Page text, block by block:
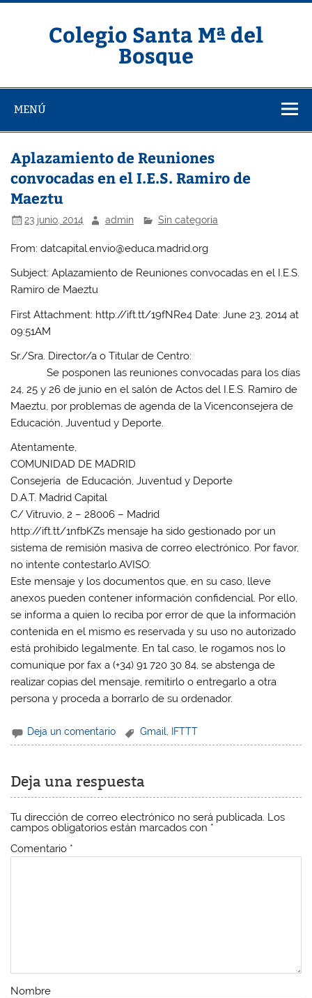
Saltar
Colegio Santa Mª del
Bosque
MENÚ
Aplazamiento de Reuniones
convocadas en el I.E.S. Ramiro de
Maeztu
23 junio, 2014 admin Sin categoría
From: datcapital.envio@educa.madrid.org
Subject: Aplazamiento de Reuniones convocadas en el I.E.S.
Ramiro de Maeztu
First Attachment: http://ift.tt/19fNRe4 Date: June 23, 2014 at
09:51AM
Sr./Sra. Director/a o Titular de Centro:
Se posponen las reuniones convocadas para los días
24, 25 y 26 de junio en el salón de Actos del I.E.S. Ramiro de
Maeztu, por problemas de agenda de la Vicenconsejera de
Educación, Juventud y Deporte.
Atentamente,
COMUNIDAD DE MADRID
Consejería de Educación, Juventud y Deporte
D.A.T. Madrid Capital
C/ Vitruvio, 2 – 28006 – Madrid
http://ift.tt/1nfbKZs mensaje ha sido gestionado por un
sistema de remisión masiva de correo electrónico. Por favor,
no intente contestarlo.AVISO:
Este mensaje y los documentos que, en su caso, lleve
anexos pueden contener información confidencial. Por ello,
se informa a quien lo reciba por error de que la información
contenida en el mismo es reservada y su uso no autorizado
está prohibido legalmente. En tal caso, le rogamos nos lo
comunique por fax a (+34) 91 720 30 84, se abstenga de
realizar copias del mensaje, remitirlo o entregarlo a otra
persona y proceda a borrarlo de su ordenador.
Deja un comentario Gmail, IFTTT
Deja una respuesta
Tu dirección de correo electrónico no será publicada. Los
campos obligatorios están marcados con *
Comentario *
Nombre